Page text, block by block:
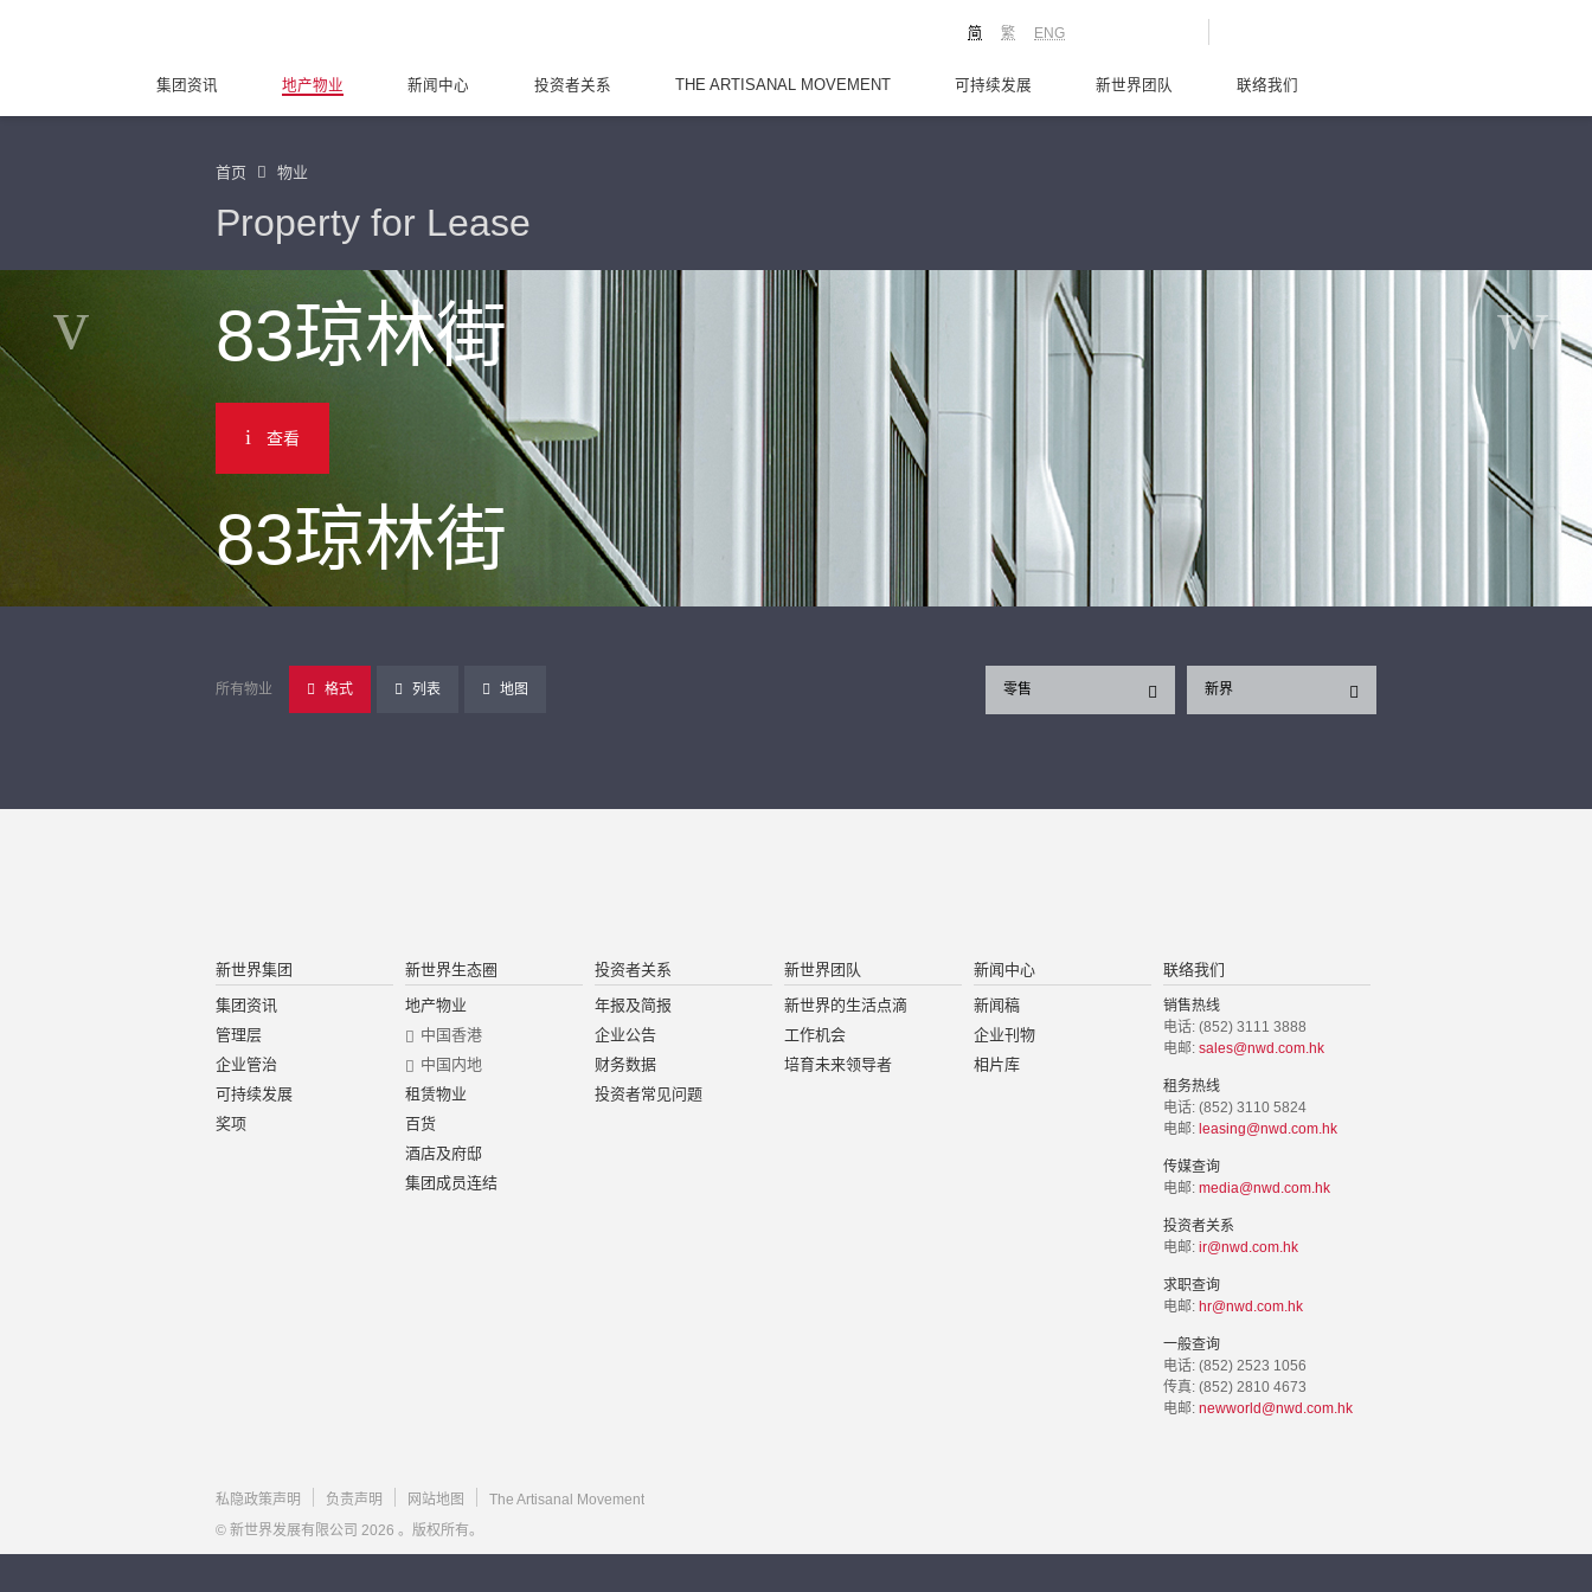
ENG
繁
简
集团资讯 地产物业 新闻中心 投资者关系 THE ARTISANAL MOVEMENT 可持续发展 新世界团队 联络我们
首页 物业
Property for Lease
83琼林街
查看
83琼林街
所有物业 格式 列表 地图 新界
零售
新世界集团
集团资讯
管理层
企业管治
可持续发展
奖项
新世界生态圈
地产物业
中国香港
中国内地
租赁物业
百货
酒店及府邸
集团成员连结
投资者关系
年报及简报
企业公告
财务数据
投资者常见问题
新世界团队
新世界的生活点滴
工作机会
培育未来领导者
新闻中心
新闻稿
企业刊物
相片库
联络我们
销售热线
电话: (852) 3111 3888
电邮: sales@nwd.com.hk
租务热线
电话: (852) 3110 5824
电邮: leasing@nwd.com.hk
传媒查询
电邮: media@nwd.com.hk
投资者关系
电邮: ir@nwd.com.hk
求职查询
电邮: hr@nwd.com.hk
一般查询
电话: (852) 2523 1056
传真: (852) 2810 4673
电邮: newworld@nwd.com.hk
私隐政策声明 负责声明 网站地图
The Artisanal Movement
© 新世界发展有限公司 2026 。版权所有。